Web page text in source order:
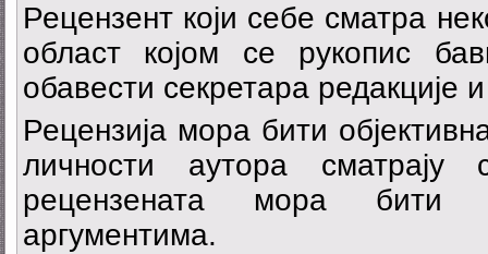
Рецензент који себе сматра
област којом се рукопис
обавести секретара редакције
Рецензија мора бити
личности аутора
рецензената мора бити
аргументима.